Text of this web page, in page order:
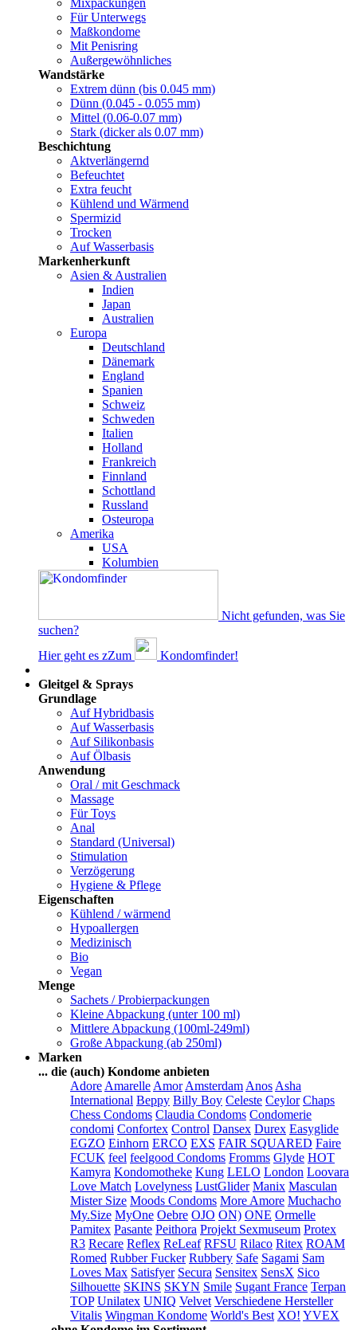
Mixpackungen
Für Unterwegs
Maßkondome
Mit Penisring
Außergewöhnliches
Wandstärke
Extrem dünn (bis 0.045 mm)
Dünn (0.045 - 0.055 mm)
Mittel (0.06-0.07 mm)
Stark (dicker als 0.07 mm)
Beschichtung
Aktverlängernd
Befeuchtet
Extra feucht
Kühlend und Wärmend
Spermizid
Trocken
Auf Wasserbasis
Markenherkunft
Asien & Australien
Indien
Japan
Australien
Europa
Deutschland
Dänemark
England
Spanien
Schweiz
Schweden
Italien
Holland
Frankreich
Finnland
Schottland
Russland
Osteuropa
Amerika
USA
Kolumbien
Nicht gefunden, was Sie
suchen?
Hier geht es zZum
Kondomfinder!
Gleitgel & Sprays
Grundlage
Auf Hybridbasis
Auf Wasserbasis
Auf Silikonbasis
Auf Ölbasis
Anwendung
Oral / mit Geschmack
Massage
Für Toys
Anal
Standard (Universal)
Stimulation
Verzögerung
Hygiene & Pflege
Eigenschaften
Kühlend / wärmend
Hypoallergen
Medizinisch
Bio
Vegan
Menge
Sachets / Probierpackungen
Kleine Abpackung (unter 100 ml)
Mittlere Abpackung (100ml-249ml)
Große Abpackung (ab 250ml)
Marken
... die (auch) Kondome anbieten
Adore Amarelle Amor Amsterdam Anos Asha
International Beppy Billy Boy Celeste Ceylor Chaps
Chess Condoms Claudia Condoms Condomerie
condomi Confortex Control Dansex Durex Easyglide
EGZO Einhorn ERCO EXS FAIR SQUARED Faire
FCUK feel feelgood Condoms Fromms Glyde HOT
Kamyra Kondomotheke Kung LELO London Loovara
Love Match Lovelyness LustGlider Manix Masculan
Mister Size Moods Condoms More Amore Muchacho
My.Size MyOne Oebre OJO ON) ONE Ormelle
Pamitex Pasante Peithora Projekt Sexmuseum Protex
R3 Recare Reflex ReLeaf RFSU Rilaco Ritex ROAM
Romed Rubber Fucker Rubbery Safe Sagami Sam
Loves Max Satisfyer Secura Sensitex SensX Sico
Silhouette SKINS SKYN Smile Sugant France Terpan
TOP Unilatex UNIQ Velvet Verschiedene Hersteller
Vitalis Wingman Kondome World's Best XO! YVEX